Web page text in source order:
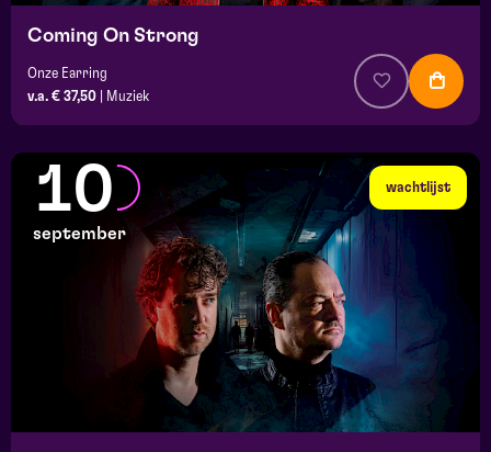
Coming On Strong
Onze Earring
v.a. € 37,50
Muziek
wachtlijst
10
september